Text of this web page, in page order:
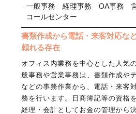
一般事務 経理事務 OA事務
コールセンター
書類作成から電話・来客対応な
頼れる存在
オフィス内業務を中心とした人気
般事務や営業事務は、書類作成や
などの事務作業から、電話・来客
務を行います。日商簿記等の資格
経理・会計としてお金の管理から